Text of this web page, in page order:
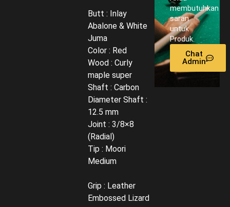
Butt : Inlay
Abalone & White
Juma
Color : Red
Wood : Curly
maple super
Shaft : Carbon
Diameter Shaft :
12.5 mm
Joint : 3/8×8
(Radial)
Tip : Moori
Medium
Grip : Leather
Embossed Lizard
membutuhkan
saran
untuk
Produk.
Chat
Admin